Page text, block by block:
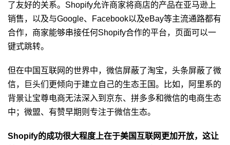
了友好的关系。Shopify允许商家将商店的产品在亚马逊上
销售，以及与Google、Facebook以及eBay等主流通路都有
合作，商家能够串接任何Shopify合作的平台，页面可以一
键式跳转。
但在中国互联网的世界中，微信屏蔽了淘宝，头条屏蔽了微
信，巨头们更倾向于建立自己的生态王国。比如，阿里系的
背景让宝尊电商无法深入到京东、拼多多和微信的电商生态
中；微盟、有赞早期则专注于微信生态。
Shopify的成功很大程度上在于美国互联网更加开放，这让